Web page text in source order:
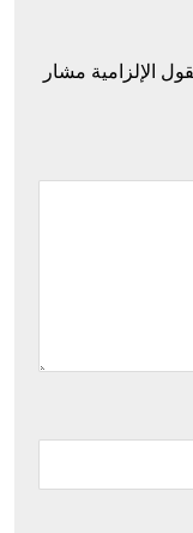
الإلزامية مشار